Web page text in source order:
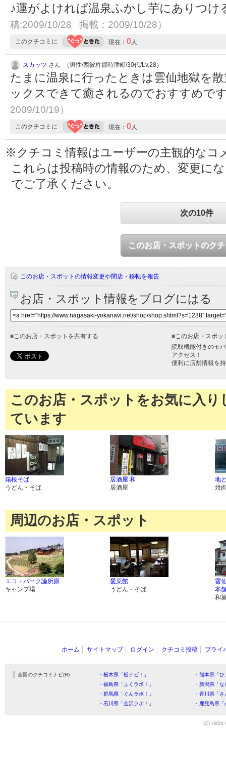
♪運がよければ温泉ふかし芋にありつ
稿:2009/10/28 掲載：2009/10/28）
このクチコミに 現在： 0人
スカッツ さん （男性/西彼杵郡時津町/30代/Lv.28）
たまに温泉に行ったときは雲仙地獄を
ックスできて癒されるのでおすすめで
2009/10/19）
このクチコミに 現在： 0人
※クチコミ情報はユーザーの主観的なコ
これらは投稿時の情報のため、変更に
でご了承ください。
次の10件
このお店・スポットのク
このお店・スポットの情報変更や閉店・移転を報告
お店・スポット情報をブログにはる
■このお店・スポットを共有する ■このお店・スポッ
読取機能付きのモ
アクセス！
便利に店舗情報を
このお店・スポットをお気に入
ています
箱根そば
うどん・そば
居酒屋 和
居酒屋
地
焼
周辺のお店・スポット
エコ・パーク論所原
キャンプ場
愛菜館
うどん・そば
雲
本
和
ホーム サイトマップ ログイン クチコミ投稿 プライ
全国のクチコミナビ(R) ・栃木県「栃ナビ！」
・熊本県「
・福島県「ふくラボ！」
・新潟県「
・群馬県「ぐんラボ！」
・香川県「
・石川県「金沢ラボ！」
・鹿児島県
(C) HitBit